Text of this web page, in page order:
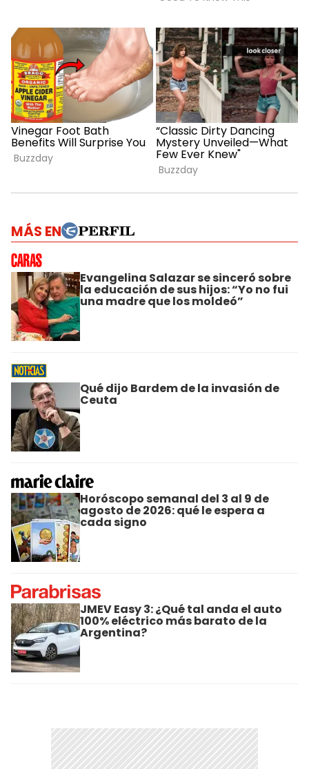
MÁS EN
Evangelina Salazar se sinceró sobre
la educación de sus hijos: “Yo no fui
una madre que los moldeó”
Qué dijo Bardem de la invasión de
Ceuta
Horóscopo semanal del 3 al 9 de
agosto de 2026: qué le espera a
cada signo
JMEV Easy 3: ¿Qué tal anda el auto
100% eléctrico más barato de la
Argentina?